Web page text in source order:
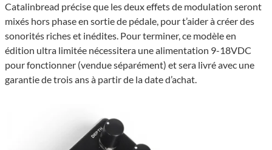
Catalinbread précise que les deux effets de modulation seront
mixés hors phase en sortie de pédale, pour t’aider à créer des
sonorités riches et inédites. Pour terminer, ce modèle en
édition ultra limitée nécessitera une alimentation 9-18VDC
pour fonctionner (vendue séparément) et sera livré avec une
garantie de trois ans à partir de la date d’achat.